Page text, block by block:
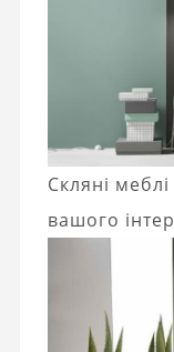
Скляні
вашого